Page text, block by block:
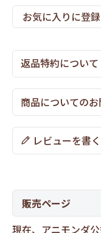
お気に入りに登
返品特約について
商品についての
レビューを書く
販売ページ
現在、アニモンダ